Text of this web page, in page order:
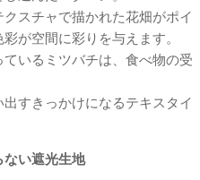
スチャで描かれた花畑がポイ
が空間に彩りを与えます。
いるミツバチは、食べ物の受
すきっかけになるテキスタイ
ない遮光生地